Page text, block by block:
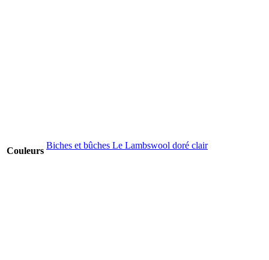
Couleurs
Biches et bûches Le Lambswool doré clair